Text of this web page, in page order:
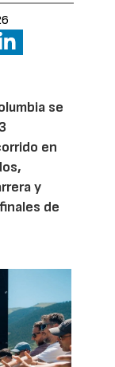
se
en
y
de